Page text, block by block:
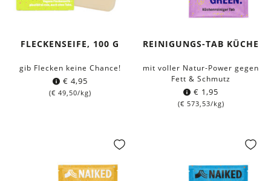
FLECKENSEIFE, 100 G
gib Flecken keine Chance!
€ 4,95
(€ 49,50/kg)
REINIGUNGS-TAB KÜCHE
mit voller Natur-Power gegen
Fett & Schmutz
€ 1,95
(€ 573,53/kg)